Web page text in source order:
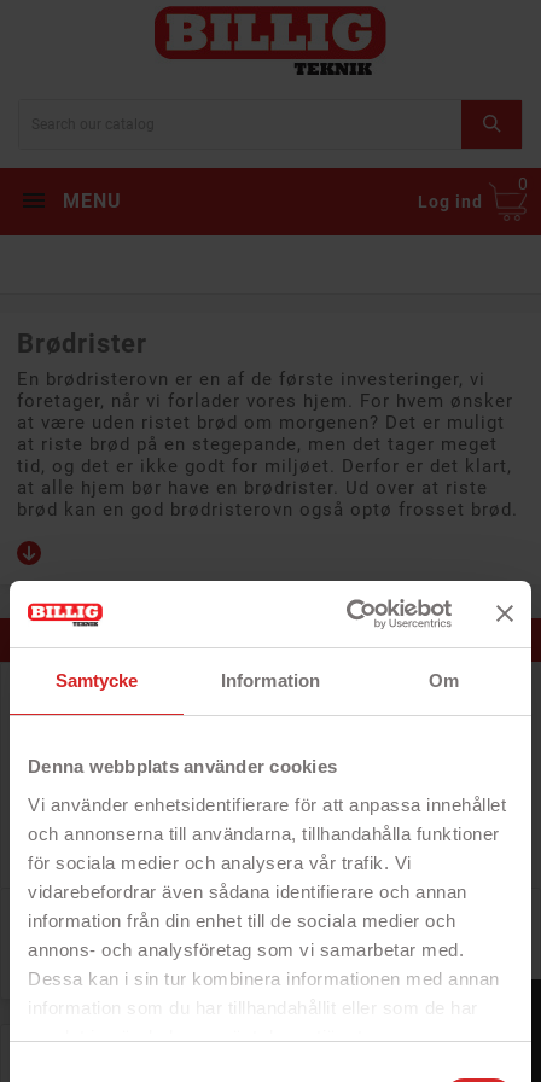
Samtycke Information Om
Denna webbplats använder cookies
Vi använder enhetsidentifierare för att anpassa innehållet
och annonserna till användarna, tillhandahålla funktioner
för sociala medier och analysera vår trafik. Vi
vidarebefordrar även sådana identifierare och annan
information från din enhet till de sociala medier och
annons- och analysföretag som vi samarbetar med.
Dessa kan i sin tur kombinera informationen med annan
information som du har tillhandahållit eller som de har
samlat in när du har använt deras tjänster.
MENU Log ind
0
Brødrister
En brødristerovn er en af de første investeringer, vi
foretager, når vi forlader vores hjem. For hvem ønsker
at være uden ristet brød om morgenen? Det er muligt
at riste brød på en stegepande, men det tager meget
tid, og det er ikke godt for miljøet. Derfor er det klart,
at alle hjem bør have en brødrister. Ud over at riste
brød kan en god brødristerovn også optø frosset brød.
Taurus Mytoast brødrister med 2 skiver 750W
- Funktion til afbrydelse, opvarmning
og afrimning
- Aftagelig krummebakke
238 kr
Pris
Der er 2 varer.
Relevans
Taurus Mytoast brødrister med 2 skiver 750W